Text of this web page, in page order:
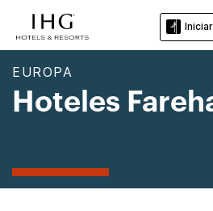
EUROPA
Hoteles